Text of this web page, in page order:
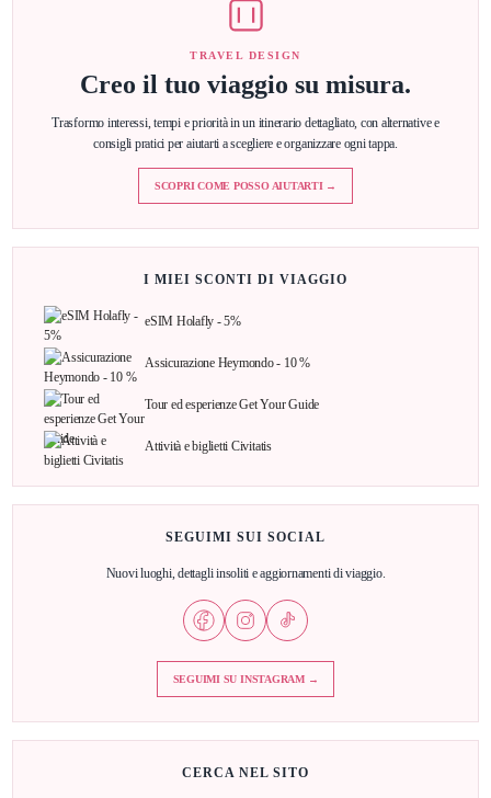
TRAVEL DESIGN
Creo il tuo viaggio su misura.
Trasformo interessi, tempi e priorità in un itinerario dettagliato, con alternative e
consigli pratici per aiutarti a scegliere e organizzare ogni tappa.
SCOPRI COME POSSO AIUTARTI →
I MIEI SCONTI DI VIAGGIO
eSIM Holafly - 5%
Assicurazione Heymondo - 10 %
Tour ed esperienze Get Your Guide
Attività e biglietti Civitatis
SEGUIMI SUI SOCIAL
Nuovi luoghi, dettagli insoliti e aggiornamenti di viaggio.
SEGUIMI SU INSTAGRAM →
CERCA NEL SITO